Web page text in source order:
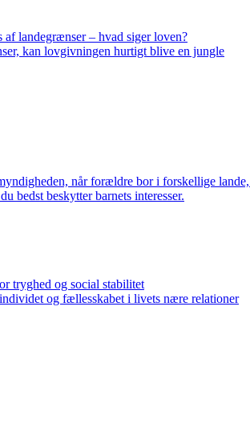
landegrænser – hvad siger loven?
kan lovgivningen hurtigt blive en jungle
når forældre bor i forskellige
bedst beskytter barnets interesser.
tryghed og social stabilitet
og fællesskabet i livets nære relationer